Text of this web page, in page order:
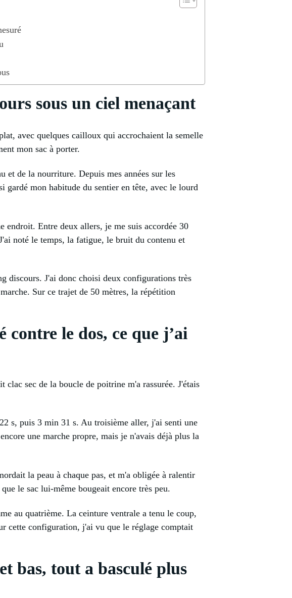
sous un ciel menaçant
avec quelques cailloux qui accrochaient la semelle
mon sac à porter.
et de la nourriture. Depuis mes années sur les
gardé mon habitude du sentier en tête, avec le lourd
endroit. Entre deux allers, je me suis accordée 30
noté le temps, la fatigue, le bruit du contenu et
discours. J'ai donc choisi deux configurations très
Sur ce trajet de 50 mètres, la répétition
le dos, ce que j’ai
sec de la boucle de poitrine m'a rassurée. J'étais
s, puis 3 min 31 s. Au troisième aller, j'ai senti une
une marche propre, mais je n'avais déjà plus la
la peau à chaque pas, et m'a obligée à ralentir
le sac lui-même bougeait encore très peu.
au quatrième. La ceinture ventrale a tenu le coup,
cette configuration, j'ai vu que le réglage comptait
bas, tout a basculé plus